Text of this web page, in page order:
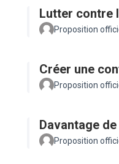
Lutter contre
Proposition
Créer une
Proposition
Davantage
Proposition